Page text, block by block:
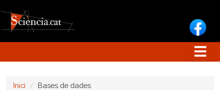
Inici Bases de dades